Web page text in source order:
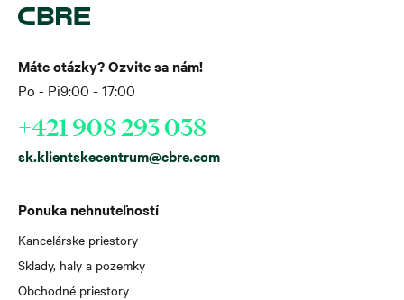
Ponuka nehnuteľností
Kancelárske priestory
Sklady, haly a pozemky
Obchodné priestory
Máte otázky? Ozvite sa nám!
Po - Pi9:00 - 17:00
+421 908 293 038
sk.klientskecentrum@cbre.com